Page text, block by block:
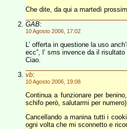
Che dite, da qui a martedì
GAB:
10 Agosto 2006, 17:02
L’ offerta in questione la uso
ecc”, l’ sms invence da il
Ciao.
vb:
10 Agosto 2006, 19:08
Continua a funzionare per
schifo però, salutarmi per
Cancellando a manina tutti i
ogni volta che mi sconnetto e